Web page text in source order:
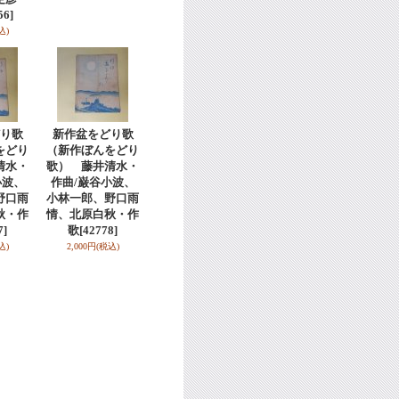
)
歌
どり
・
、
口雨
・作
)
新作盆をどり歌
（新作ぼんをどり
歌） 藤井清水・
作曲/巌谷小波、
小林一郎、野口雨
情、北原白秋・作
歌[42778]
2,000円(税込)